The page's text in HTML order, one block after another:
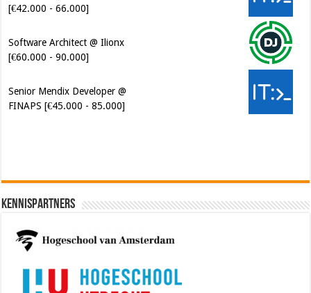
[€42.000 - 66.000]
Software Architect @ Ilionx
[€60.000 - 90.000]
Senior Mendix Developer @
FINAPS [€45.000 - 85.000]
Kennispartners